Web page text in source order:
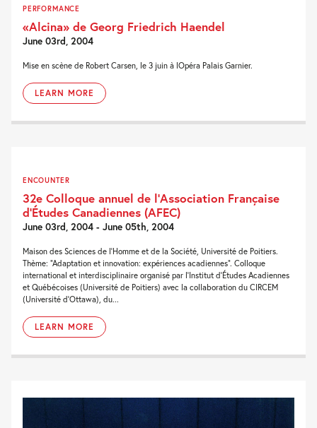
PERFORMANCE
«Alcina» de Georg Friedrich Haendel
June 03rd, 2004
Mise en scène de Robert Carsen, le 3 juin à lOpéra Palais Garnier.
LEARN MORE
ENCOUNTER
32e Colloque annuel de l’Association Française
d’Études Canadiennes (AFEC)
June 03rd, 2004 - June 05th, 2004
Maison des Sciences de l’Homme et de la Société, Université de Poitiers.
Thème: “Adaptation et innovation: expériences acadiennes”. Colloque
international et interdisciplinaire organisé par l’Institut d’Études Acadiennes
et Québécoises (Université de Poitiers) avec la collaboration du CIRCEM
(Université d’Ottawa), du...
LEARN MORE